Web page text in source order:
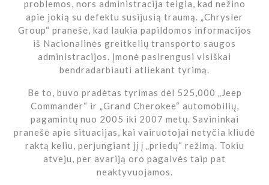
problemos, nors administracija teigia, kad nežino
apie jokią su defektu susijusią traumą. „Chrysler
Group“ pranešė, kad laukia papildomos informacijos
iš Nacionalinės greitkelių transporto saugos
administracijos. Įmonė pasirengusi visiškai
bendradarbiauti atliekant tyrimą.
Be to, buvo pradėtas tyrimas dėl 525,000 „Jeep
Commander“ ir „Grand Cherokee“ automobilių,
pagamintų nuo 2005 iki 2007 metų. Savininkai
pranešė apie situacijas, kai vairuotojai netyčia kliudė
raktą keliu, perjungiant jį į „priedų“ režimą. Tokiu
atveju, per avariją oro pagalvės taip pat
neaktyvuojamos.